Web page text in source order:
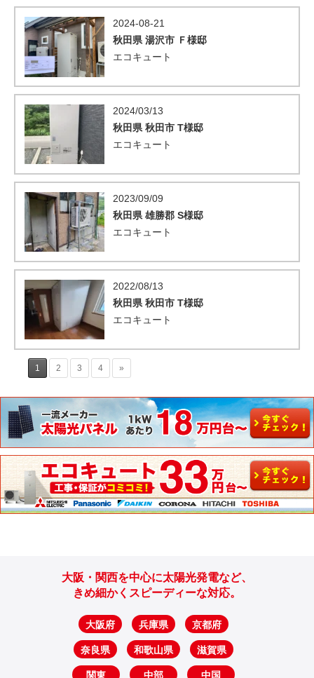
2024-08-21
秋田県 湯沢市 Ｆ様邸
エコキュート
2024/03/13
秋田県 秋田市 T様邸
エコキュート
2023/09/09
秋田県 雄勝郡 S様邸
エコキュート
2022/08/13
秋田県 秋田市 T様邸
エコキュート
1 2 3 4 »
大阪・関西を中心に太陽光発電など、
きめ細かくスピーディーな対応。
大阪府 兵庫県 京都府
奈良県 和歌山県 滋賀県
関東 中部 中国